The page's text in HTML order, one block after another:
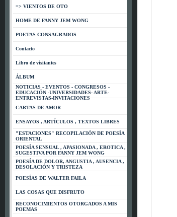
=> VIENTOS DE OTO
HOME DE FANNY JEM WONG
POETAS CONSAGRADOS
Contacto
Libro de visitantes
ÁLBUM
NOTICIAS - EVENTOS - CONGRESOS -
EDUCACIÓN -UNIVERSIDADES- ARTE-
ENTREVISTAS-INVITACIONES
CARTAS DE AMOR
ENSAYOS , ARTÍCULOS , TEXTOS LIBRES
"ESTACIONES" RECOPILACIÓN DE POESÍA
ORIENTAL
POESÍA SENSUAL , APASIONADA , EROTICA ,
SUGESTIVA POR FANNY JEM WONG
POESÍA DE DOLOR, ANGUSTIA , AUSENCIA ,
DESOLACIÓN Y TRISTEZA
POESÍAS DE WALTER FAILA
LAS COSAS QUE DISFRUTO
RECONOCIMIENTOS OTORGADOS A MIS
POEMAS